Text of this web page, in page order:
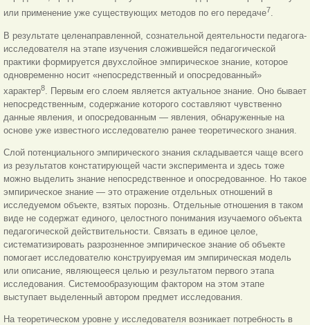
или применение уже существующих методов по его передаче7.
В результате целенаправленной, сознательной деятельности педагога-
исследователя на этапе изучения сложившейся педагогической
практики формируется двухслойное эмпирическое знание, которое
одновременно носит «непосредственный и опосредованный»
характер8. Первым его слоем является актуальное знание. Оно бывает
непосредственным, содержание которого составляют чувственно
данные явления, и опосредованным — явления, обнаруженные на
основе уже известного исследователю ранее теоретического знания.
Слой потенциального эмпирического знания складывается чаще всего
из результатов констатирующей части эксперимента и здесь тоже
можно выделить знание непосредственное и опосредованное. Но такое
эмпирическое знание — это отражение отдельных отношений в
исследуемом объекте, взятых порознь. Отдельные отношения в таком
виде не содержат единого, целостного понимания изучаемого объекта
педагогической действительности. Связать в единое целое,
систематизировать разрозненное эмпирическое знание об объекте
помогает исследователю конструируемая им эмпирическая модель
или описание, являющееся целью и результатом первого этапа
исследования. Системообразующим фактором на этом этапе
выступает выделенный автором предмет исследования.
На теоретическом уровне у исследователя возникает потребность в